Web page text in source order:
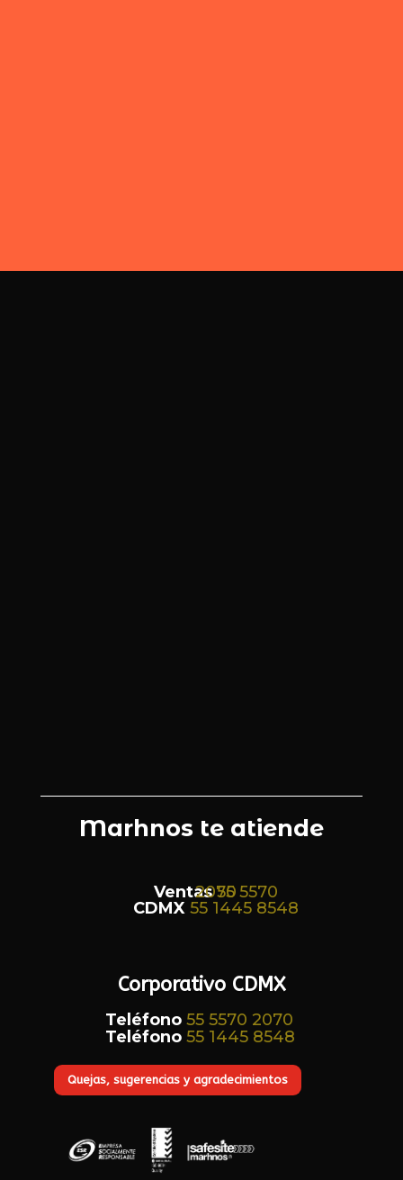
Marhnos te atiende
Ventas55 5570 2070
CDMX 55 1445 8548
Corporativo CDMX
Teléfono 55 5570 2070
Teléfono 55 1445 8548
Quejas, sugerencias y agradecimientos